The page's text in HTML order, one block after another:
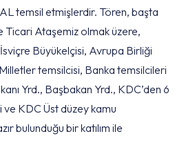
temsil etmişlerdir. Tören, başta
Ticari Ataşemiz olmak üzere,
Büyükelçisi, Avrupa Birliği
temsilcisi, Banka temsilcileri
Yrd., Başbakan Yrd., KDC’den 6
KDC Üst düzey kamu
bulunduğu bir katılım ile